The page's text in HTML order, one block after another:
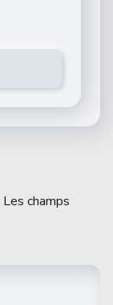
Les champs